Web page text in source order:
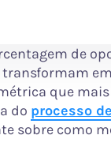
de
transformam
que
do processo
sobre como